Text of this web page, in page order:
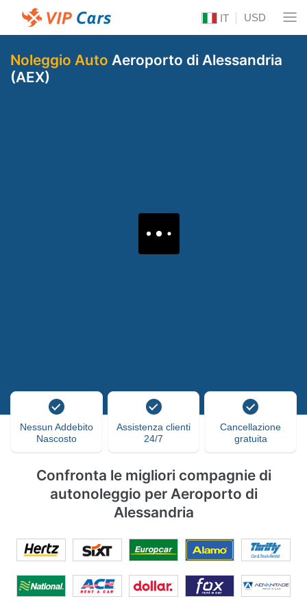
IT USD
Noleggio Auto Aeroporto di Alessandria
(AEX)
Nessun Addebito
Nascosto
Assistenza clienti
24/7
Cancellazione
gratuita
Confronta le migliori compagnie di
autonoleggio per Aeroporto di
Alessandria